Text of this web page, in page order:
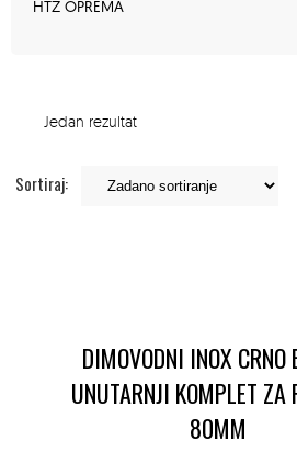
HTZ OPREMA
Jedan rezultat
Sortiraj:
DIMOVODNI INOX CRNO
UNUTARNJI KOMPLET ZA
80MM